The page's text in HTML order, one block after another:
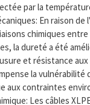
par la
En raison de
chimiques entre
la dureté a été
et résistance aux
la vulnérabilité
aux contraintes
Les câbles